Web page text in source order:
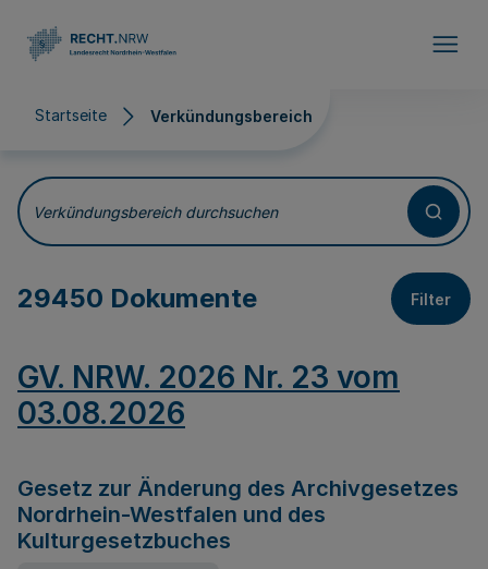
Startseite Verkündungsbereich
Verkündungsbereich
Verkündungsbereich durchsuchen
29450 Dokumente Filter
GV. NRW. 2026 Nr. 23 vom
03.08.2026
Gesetz zur Änderung des Archivgesetzes
Nordrhein-Westfalen und des
Kulturgesetzbuches